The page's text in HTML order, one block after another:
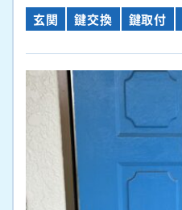
玄関 鍵交換 鍵取付